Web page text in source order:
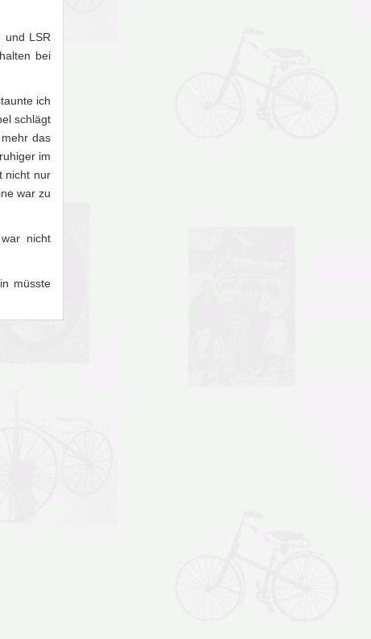
und LSR
bei
ich
schlägt
das
im
nicht nur
war zu
nicht
müsste